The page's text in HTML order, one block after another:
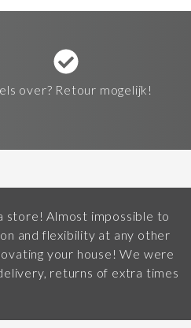
over? Retour mogelijk!
store! Almost impossible to
and flexibility at any other
your house! We were
returns of extra times